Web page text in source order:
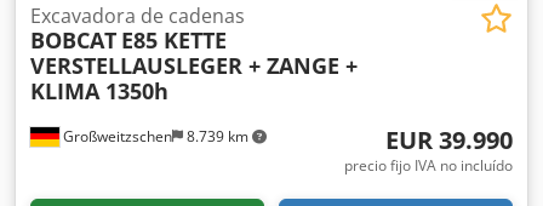
Großweitzschen 8.739 km
Excavadora de cadenas
BOBCAT E85 KETTE
VERSTELLAUSLEGER + ZANGE +
KLIMA 1350h
EUR 39.990
precio fijo IVA no incluído